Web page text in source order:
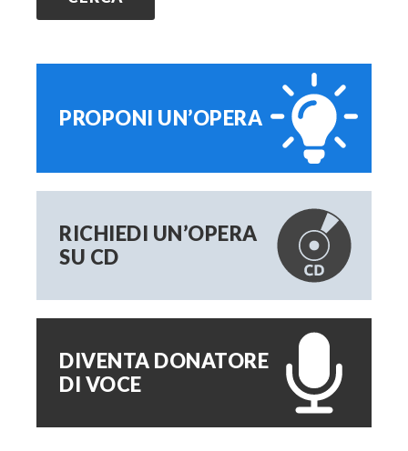
PROPONI UN’OPERA
RICHIEDI UN’OPERA
SU CD
DIVENTA DONATORE
DI VOCE